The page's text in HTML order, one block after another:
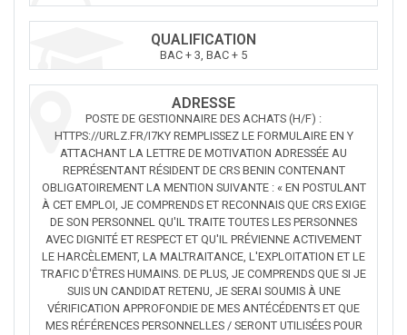
QUALIFICATION
BAC + 3, BAC + 5
ADRESSE
POSTE DE GESTIONNAIRE DES ACHATS (H/F) :
HTTPS://URLZ.FR/I7KY REMPLISSEZ LE FORMULAIRE EN Y
ATTACHANT LA LETTRE DE MOTIVATION ADRESSÉE AU
REPRÉSENTANT RÉSIDENT DE CRS BENIN CONTENANT
OBLIGATOIREMENT LA MENTION SUIVANTE : « EN POSTULANT
À CET EMPLOI, JE COMPRENDS ET RECONNAIS QUE CRS EXIGE
DE SON PERSONNEL QU'IL TRAITE TOUTES LES PERSONNES
AVEC DIGNITÉ ET RESPECT ET QU'IL PRÉVIENNE ACTIVEMENT
LE HARCÈLEMENT, LA MALTRAITANCE, L'EXPLOITATION ET LE
TRAFIC D'ÊTRES HUMAINS. DE PLUS, JE COMPRENDS QUE SI JE
SUIS UN CANDIDAT RETENU, JE SERAI SOUMIS À UNE
VÉRIFICATION APPROFONDIE DE MES ANTÉCÉDENTS ET QUE
MES RÉFÉRENCES PERSONNELLES / SERONT UTILISÉES POUR